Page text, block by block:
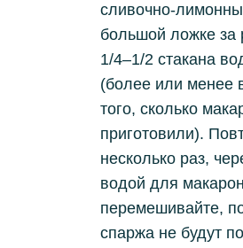
сливочно-
большой ложке за
1/4–1/2 стакана
(более или менее
того, сколько
приготовили).
несколько раз,
водой для
перемешивайте,
спаржа не будут